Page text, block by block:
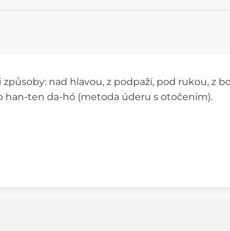
nad hlavou, z podpaží, pod rukou, z
ten da-hó (metoda úderu s otočením).